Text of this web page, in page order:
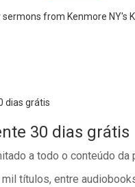
sermons from Kenmore NY's
30 dias grátis
a todo o conteúdo da
títulos, entre